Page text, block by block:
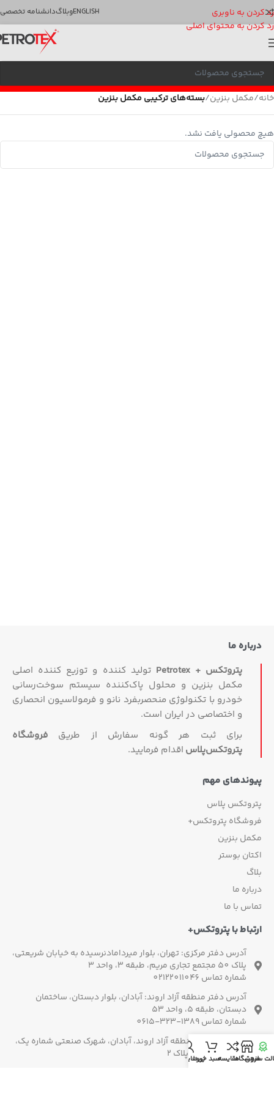
رد کردن به ناوبری
رد کردن به محتوای اصلی
ENGLISHوبلاگدانشنامه تخصصی
خانه/مکمل بنزین/بسته‌های ترکیبی مکمل بنزین
هیچ محصولی یافت نشد.
درباره ما
پتروتکس + Petrotex
تولید کننده و توزیع کننده اصلی
مکمل بنزین و محلول پاک‌کننده سیستم سوخت‌رسانی
خودرو با تکنولوژی منحصربفرد نانو و فرمولاسیون انحصاری
و اختصاصی در ایران است.
برای ثبت هر گونه سفارش از طریق فروشگاه
پتروتکس‏‌پلاس اقدام فرمایید.
پیوندهای مهم
پتروتکس پلاس
فروشگاه پتروتکس+
مکمل بنزین
اکتان بوستر
بلاگ
درباره ما
تماس با ما
ارتباط با پتروتکس+
آدرس دفتر مرکزی: تهران، بلوار میردامادنرسیده به خیابان شریعتی،
پلاک 50 مجتمع تجاری مریم، طبقه 3، واحد 3
شماره تماس 02122011046
آدرس دفتر منطقه آزاد اروند: آبادان، بلوار دبستان، ساختمان
دبستان، طبقه 5، واحد 53
شماره تماس 1389-323-0615
آدرس کارخانه: منطقه آزاد اروند، آبادان، شهرک صنعتی شماره یک،
خیابان صنعت 2، پلاک 2سنجی
فروشگاهمقایسهسبد خریدپروفایل من